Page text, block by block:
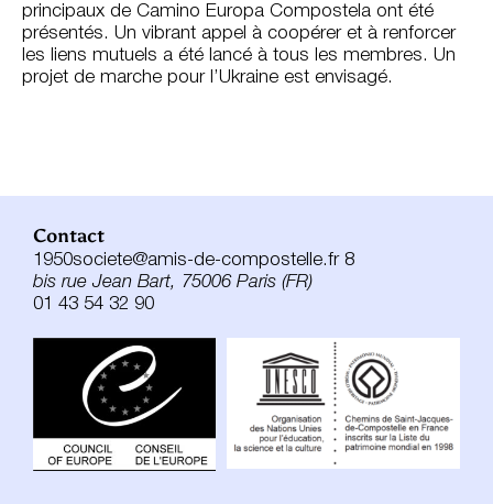
principaux de Camino Europa Compostela ont été
présentés. Un vibrant appel à coopérer et à renforcer
les liens mutuels a été lancé à tous les membres. Un
projet de marche pour l’Ukraine est envisagé.
Contact
1950societe@amis-de-compostelle.fr 8
bis rue Jean Bart, 75006 Paris (FR)
01 43 54 32 90